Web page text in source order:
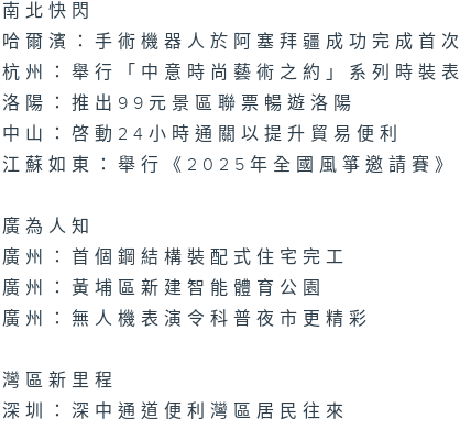
南北快閃
哈爾濱：手術機器人於阿塞拜疆成功完成首
杭州：舉行「中意時尚藝術之約」系列時裝
洛陽：推出99元景區聯票暢遊洛陽
中山：啓動24小時通關以提升貿易便利
江蘇如東：舉行《2025年全國風箏邀請賽》
廣為人知
廣州：首個鋼結構裝配式住宅完工
廣州：黃埔區新建智能體育公園
廣州：無人機表演令科普夜市更精彩
灣區新里程
深圳：深中通道便利灣區居民往來